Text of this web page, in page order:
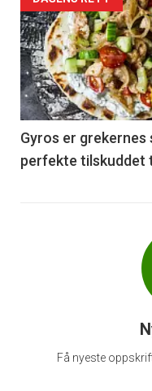
akkurat
nå
-
6
Gyros er
perfekte tilskuddet
Få nyeste